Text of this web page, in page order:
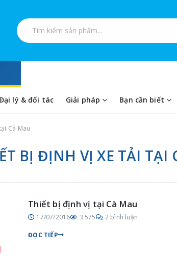
Tìm kiếm sản phẩm
lý & đối tác Giải pháp Bạn cần biết
Cà Mau
BỊ ĐỊNH VỊ XE TẢI TẠI
Thiết bị định vị tại Cà Mau
17/07/2016 3.575 2 bình luận
ĐỌC TIẾP